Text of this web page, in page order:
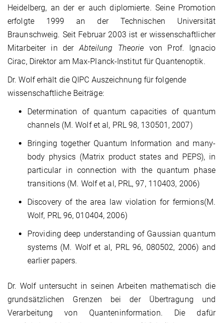
Heidelberg, an der er auch diplomierte. Seine Promotion
erfolgte 1999 an der Technischen Universität
Braunschweig. Seit Februar 2003 ist er wissenschaftlicher
Mitarbeiter in derAbteilung Theorie von Prof. Ignacio
Cirac, Direktor am Max-Planck-Institut für Quantenoptik.
Dr. Wolf erhält die QIPC Auszeichnung für folgende
wissenschaftliche Beiträge:
Determination of quantum capacities of quantum
channels (M. Wolf et al, PRL 98, 130501, 2007)
Bringing together Quantum Information and many-
body physics (Matrix product states and PEPS), in
particular in connection with the quantum phase
transitions (M. Wolf et al, PRL, 97, 110403, 2006)
Discovery of the area law violation for fermions(M.
Wolf, PRL 96, 010404, 2006)
Providing deep understanding of Gaussian quantum
systems (M. Wolf et al, PRL 96, 080502, 2006) and
earlier papers.
Dr. Wolf untersucht in seinen Arbeiten mathematisch die
grundsätzlichen Grenzen bei der Übertragung und
Verarbeitung von Quanteninformation. Die dafür